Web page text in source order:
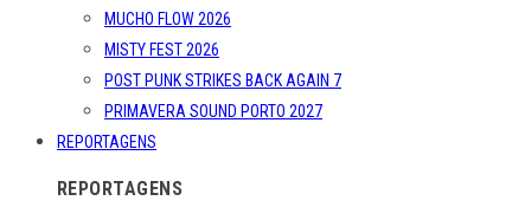
MUCHO FLOW 2026
MISTY FEST 2026
POST PUNK STRIKES BACK AGAIN 7
PRIMAVERA SOUND PORTO 2027
REPORTAGENS
REPORTAGENS